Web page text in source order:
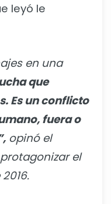
leyó le
en una
que
Es un conflicto
fuera o
opinó el
el
2016.